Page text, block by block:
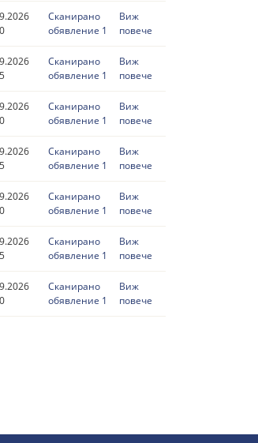
Сканирано
обявление 1
Виж
повече
Сканирано
обявление 1
Виж
повече
Сканирано
обявление 1
Виж
повече
Сканирано
обявление 1
Виж
повече
Сканирано
обявление 1
Виж
повече
Сканирано
обявление 1
Виж
повече
Сканирано
обявление 1
Виж
повече